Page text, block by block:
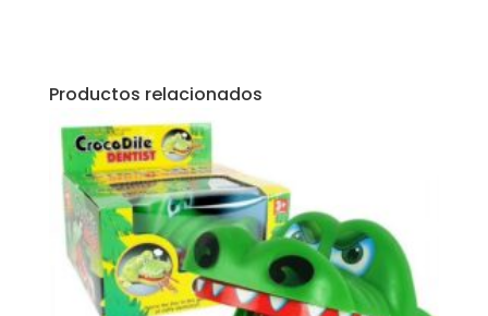
Productos relacionados